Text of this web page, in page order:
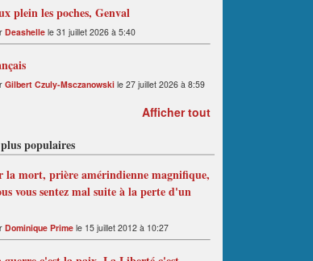
plein les poches, Genval
Deashelle le 31 juillet 2026 à 5:40
Gilbert Czuly-Msczanowski le 27 juillet 2026 à 8:59
Afficher tout
populaires
la mort, prière amérindienne magnifique,
vous sentez mal suite à la perte d'un
Dominique Prime le 15 juillet 2012 à 10:27